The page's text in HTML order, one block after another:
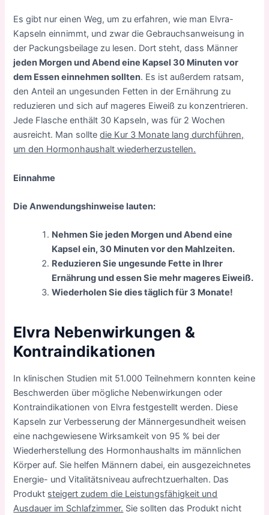
Es gibt nur einen Weg, um zu erfahren, wie man Elvra-
Kapseln einnimmt, und zwar die Gebrauchsanweisung in
der Packungsbeilage zu lesen. Dort steht, dass Männer
jeden Morgen und Abend eine Kapsel 30 Minuten vor
dem Essen einnehmen sollten. Es ist außerdem ratsam,
den Anteil an ungesunden Fetten in der Ernährung zu
reduzieren und sich auf mageres Eiweiß zu konzentrieren.
Jede Flasche enthält 30 Kapseln, was für 2 Wochen
ausreicht. Man solltedie Kur 3 Monate lang durchführen,
um den Hormonhaushalt wiederherzustellen.
Einnahme
Die Anwendungshinweise lauten:
Nehmen Sie jeden Morgen und Abend eine
Kapsel ein, 30 Minuten vor den Mahlzeiten.
Reduzieren Sie ungesunde Fette in Ihrer
Ernährung und essen Sie mehr mageres Eiweiß.
Wiederholen Sie dies täglich für 3 Monate!
Elvra Nebenwirkungen &
Kontraindikationen
In klinischen Studien mit 51.000 Teilnehmern konnten keine
Beschwerden über mögliche Nebenwirkungen oder
Kontraindikationen von Elvra festgestellt werden. Diese
Kapseln zur Verbesserung der Männergesundheit weisen
eine nachgewiesene Wirksamkeit von 95 % bei der
Wiederherstellung des Hormonhaushalts im männlichen
Körper auf. Sie helfen Männern dabei, ein ausgezeichnetes
Energie- und Vitalitätsniveau aufrechtzuerhalten. Das
Produkt steigert zudem die Leistungsfähigkeit und
Ausdauer im Schlafzimmer. Sie sollten das Produkt nicht